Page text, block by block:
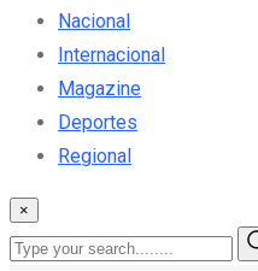
Nacional
Internacional
Magazine
Deportes
Regional
×